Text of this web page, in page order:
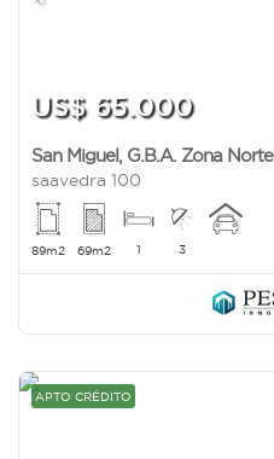
US$ 65.000
San Miguel, G.B.A. Zona Norte
saavedra 100
89m2 69m2 1 3
APTO CRÉDITO